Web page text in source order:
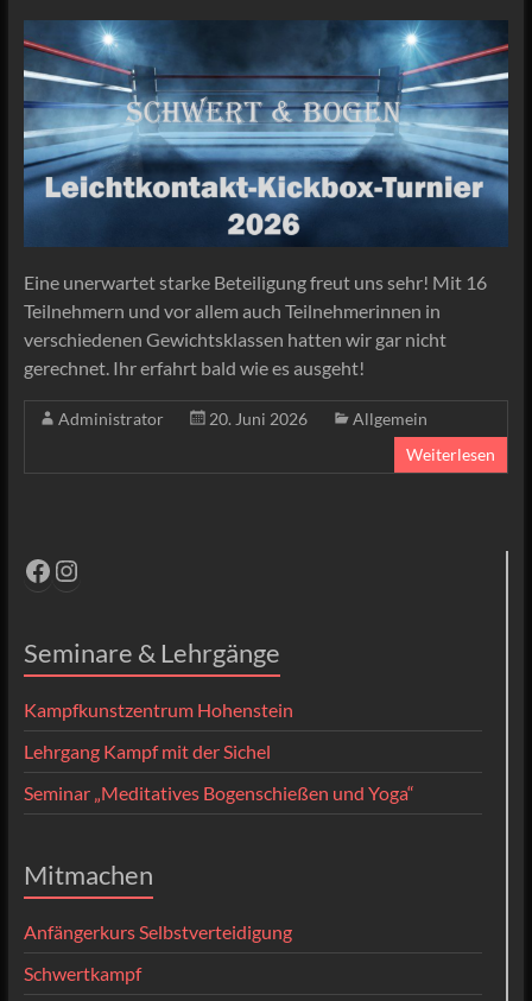
Eine unerwartet starke Beteiligung freut uns sehr! Mit 16
Teilnehmern und vor allem auch Teilnehmerinnen in
verschiedenen Gewichtsklassen hatten wir gar nicht
gerechnet. Ihr erfahrt bald wie es ausgeht!
Administrator 20. Juni 2026
Allgemein
Weiterlesen
Facebook
Instagram
Seminare & Lehrgänge
Kampfkunstzentrum Hohenstein
Lehrgang Kampf mit der Sichel
Seminar „Meditatives Bogenschießen und Yoga“
Mitmachen
Anfängerkurs Selbstverteidigung
Schwertkampf